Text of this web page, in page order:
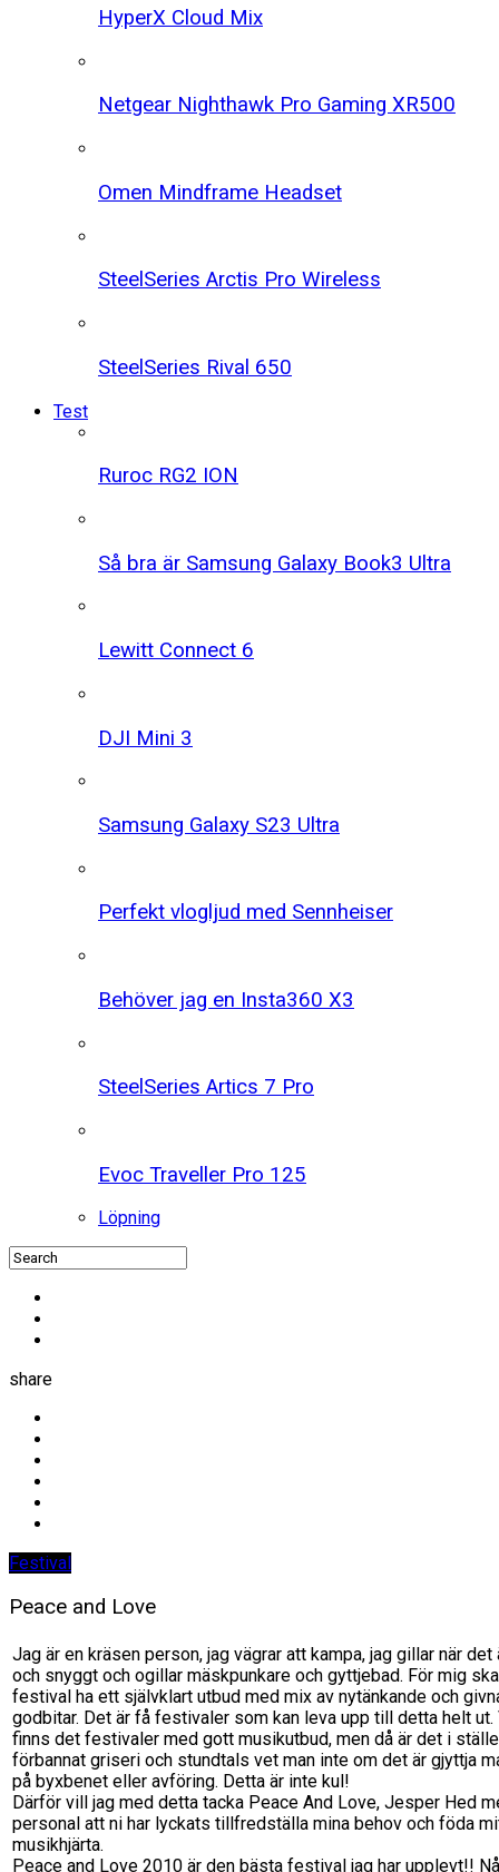
HyperX Cloud Mix
Netgear Nighthawk Pro Gaming XR500
Omen Mindframe Headset
SteelSeries Arctis Pro Wireless
SteelSeries Rival 650
Test
Ruroc RG2 ION
Så bra är Samsung Galaxy Book3 Ultra
Lewitt Connect 6
DJI Mini 3
Samsung Galaxy S23 Ultra
Perfekt vlogljud med Sennheiser
Behöver jag en Insta360 X3
SteelSeries Artics 7 Pro
Evoc Traveller Pro 125
Löpning
share
Festival
Peace and Love
Jag är en kräsen person, jag vägrar att kampa, jag gillar när det
och snyggt och ogillar mäskpunkare och gyttjebad. För mig
festival ha ett självklart utbud med mix av nytänkande och
godbitar. Det är få festivaler som kan leva upp till detta helt
finns det festivaler med gott musikutbud, men då är det i
förbannat griseri och stundtals vet man inte om det är gjyttja
på byxbenet eller avföring. Detta är inte kul!
Därför vill jag med detta tacka Peace And Love, Jesper Hed
personal att ni har lyckats tillfredställa mina behov och föda
musikhjärta.
Peace and Love 2010 är den bästa festival jag har upplevt!!